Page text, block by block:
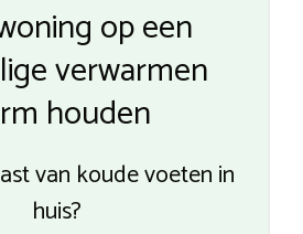
op een
verwarmen
houden
van koude voeten in
huis?